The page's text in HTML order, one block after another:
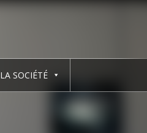
LA SOCIÉTÉ